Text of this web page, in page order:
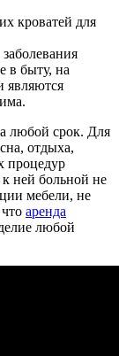
в быту, на
являются
любой срок. Для
отдыха,
процедур
ней больной не
мебели, не
аренда
любой